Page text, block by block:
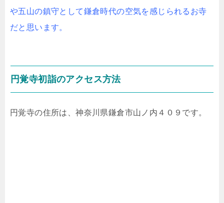
や五山の鎮守として鎌倉時代の空気を感じられるお寺
だと思います。
円覚寺初詣のアクセス方法
円覚寺の住所は、神奈川県鎌倉市山ノ内４０９です。